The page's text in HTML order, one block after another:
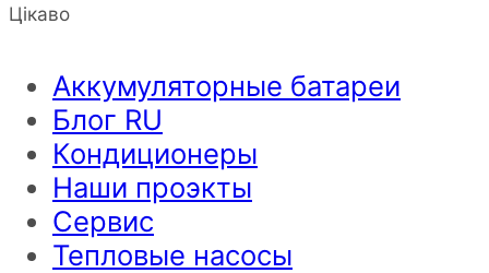
Цікаво
Аккумуляторные батареи
Блог RU
Кондиционеры
Наши проэкты
Сервис
Тепловые насосы